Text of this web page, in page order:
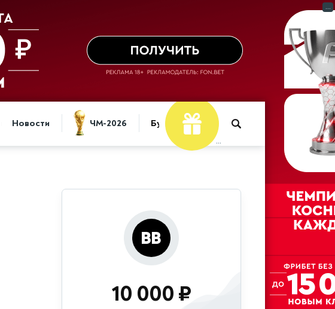
Новости ЧМ-2026 Букмекеры
...
10 000 ₽
...